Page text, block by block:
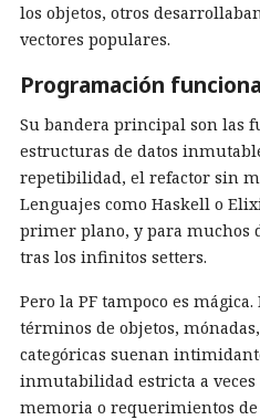
los objetos, otros
vectores populares.
Programación
Su bandera principal son las
estructuras de datos
repetibilidad, el refactor sin
Lenguajes como Haskell o
primer plano, y para muchos
tras los infinitos setters.
Pero la PF tampoco es
términos de objetos,
categóricas suenan
inmutabilidad estricta a veces
memoria o requerimientos